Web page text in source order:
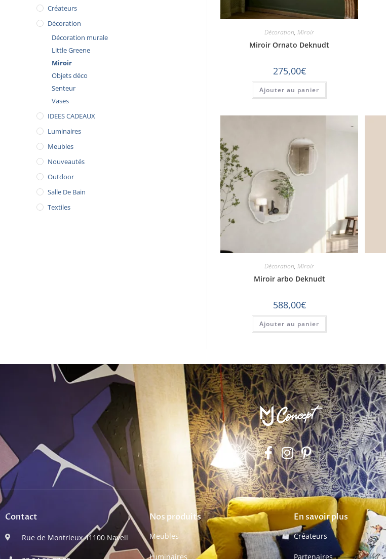
Décoration,Miroir
Miroir Ornato Deknudt
275,00€
Ajouter au panier
Décoration,Miroir
Miroir arbo Deknudt
588,00€
Ajouter au panier
Créateurs
Décoration
Décoration murale
Little Greene
Miroir
Objets déco
Senteur
Vases
IDEES CADEAUX
Luminaires
Meubles
Nouveautés
Outdoor
Salle De Bain
Textiles
Contact
Rue de Montrieux 41100 Naveil
Nos produits
Meubles
Luminaires
En savoir plus
Créateurs
Partenaires